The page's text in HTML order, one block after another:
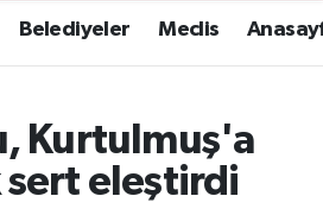
Belediyeler Meclis
Kurtulmuş'a
eleştirdi
ve Fikstür